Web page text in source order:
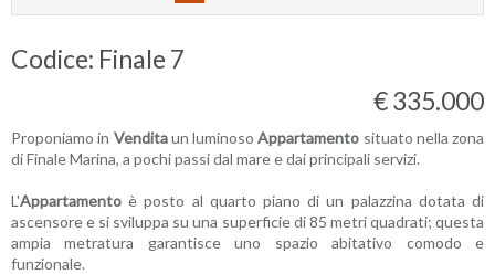
Codice: Finale 7
€ 335.000
Proponiamo in Venditaun luminosoAppartamento situato nella zona
di Finale Marina, a pochi passi dal mare e dai principali servizi.
L'Appartamento è posto al quarto piano di un palazzina dotata di
ascensore e si sviluppa su una superficie di 85 metri quadrati; questa
ampia metratura garantisce uno spazio abitativo comodo e
funzionale.